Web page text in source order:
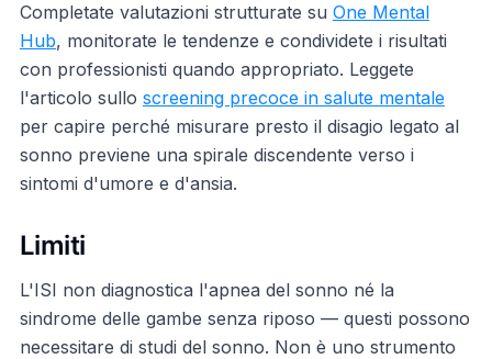
Completate valutazioni strutturate su One Mental
Hub, monitorate le tendenze e condividete i risultati
con professionisti quando appropriato. Leggete
l'articolo sullo screening precoce in salute mentale
per capire perché misurare presto il disagio legato al
sonno previene una spirale discendente verso i
sintomi d'umore e d'ansia.
Limiti
L'ISI non diagnostica l'apnea del sonno né la
sindrome delle gambe senza riposo — questi possono
necessitare di studi del sonno. Non è uno strumento